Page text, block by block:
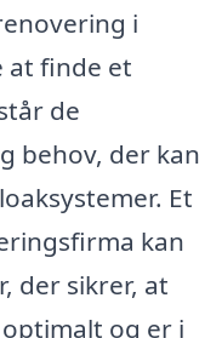
i
at finde et
de
behov, der kan
Et
kan
der sikrer, at
og er i